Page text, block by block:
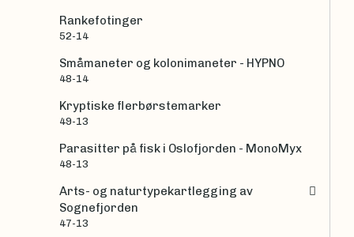
Rankefotinger
52-14
Småmaneter og kolonimaneter - HYPNO
48-14
Kryptiske flerbørstemarker
49-13
Parasitter på fisk i Oslofjorden - MonoMyx
48-13
Arts- og naturtypekartlegging av
Sognefjorden
47-13